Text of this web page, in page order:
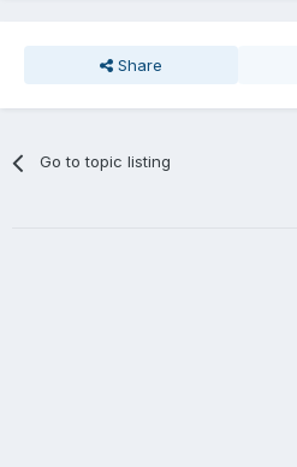
Share
Go to topic listing